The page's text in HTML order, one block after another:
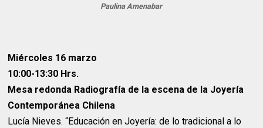
Paulina Amenabar
Miércoles 16 marzo
10:00-13:30 Hrs.
Mesa redonda Radiografía de la escena de la Joyería
Contemporánea Chilena
Lucía Nieves. “Educación en Joyería: de lo tradicional a lo